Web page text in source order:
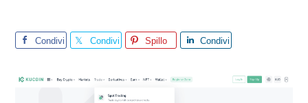
Condivi
Condivi
Spillo
Condivi